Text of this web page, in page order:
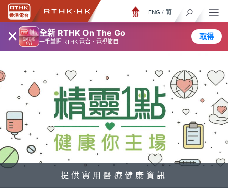
× 全新 RTHK On The Go
一手掌握 RTHK 電台、電視節目
取得
ENG / 簡
提供實用醫療健康資訊